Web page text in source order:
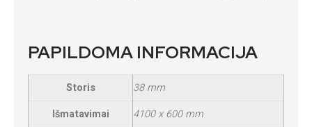
PAPILDOMA INFORMACIJA
Storis
38 mm
Išmatavimai
4100 x 600 mm